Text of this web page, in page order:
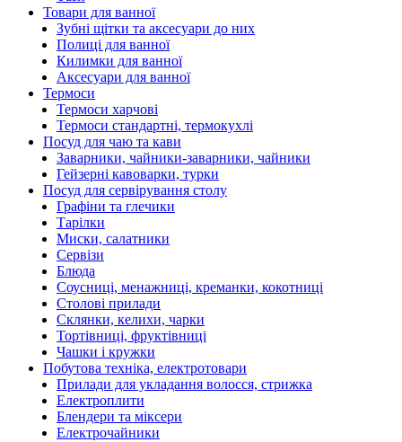
Товари для ванної
Зубні щітки та аксесуари до них
Полиці для ванної
Килимки для ванної
Аксесуари для ванної
Термоси
Термоси харчові
Термоси стандартні, термокухлі
Посуд для чаю та кави
Заварники, чайники-заварники, чайники
Гейзерні кавоварки, турки
Посуд для сервірування столу
Графіни та глечики
Тарілки
Миски, салатники
Сервізи
Блюда
Соусниці, менажниці, креманки, кокотниці
Столові прилади
Склянки, келихи, чарки
Тортівниці, фруктівниці
Чашки і кружки
Побутова техніка, електротовари
Прилади для укладання волосся, стрижка
Електроплити
Блендери та міксери
Електрочайники